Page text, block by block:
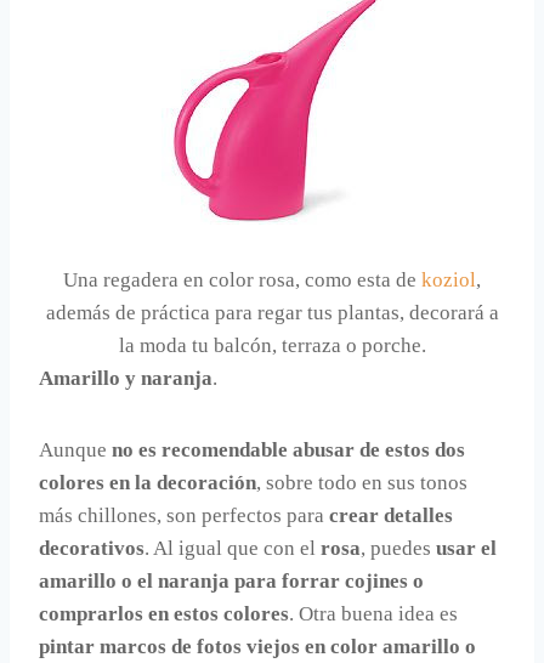
Una regadera en color rosa, como esta de koziol,
además de práctica para regar tus plantas, decorará a
la moda tu balcón, terraza o porche.
Amarillo y naranja.
Aunque no es recomendable abusar de estos dos
colores en la decoración, sobre todo en sus tonos
más chillones, son perfectos para crear detalles
decorativos. Al igual que con el rosa, puedes usar el
amarillo o el naranja para forrar cojines o
comprarlos en estos colores. Otra buena idea es
pintar marcos de fotos viejos en color amarillo o